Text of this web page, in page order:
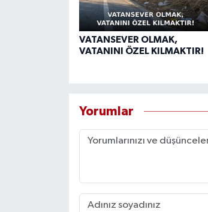
VATANSEVER OLMAK,
VATANINI ÖZEL KILMAKTIR!
Yorumlar